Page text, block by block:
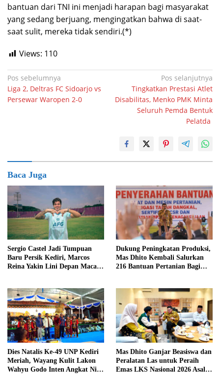
bantuan dari TNI ini menjadi harapan bagi masyarakat
yang sedang berjuang, mengingatkan bahwa di saat-
saat sulit, mereka tidak sendiri.(*)
Views: 110
Navigasi
pos
Pos sebelumnya
Liga 2, Deltras FC Sidoarjo vs
Persewar Waropen 2-0
Pos selanjutnya
Tingkatkan Prestasi Atlet
Disabilitas, Menko PMK Minta
Seluruh Pemda Bentuk
Pelatda
Baca Juga
Sergio Castel Jadi Tumpuan
Baru Persik Kediri, Marcos
Reina Yakin Lini Depan Macan
Dukung Peningkatan Produksi,
Mas Dhito Kembali Salurkan
216 Bantuan Pertanian Bagi
Dies Natalis Ke-49 UNP Kediri
Meriah, Wayang Kulit Lakon
Wahyu Godo Inten Angkat Nilai
Mas Dhito Ganjar Beasiswa dan
Peralatan Las untuk Peraih
Emas LKS Nasional 2026 Asal